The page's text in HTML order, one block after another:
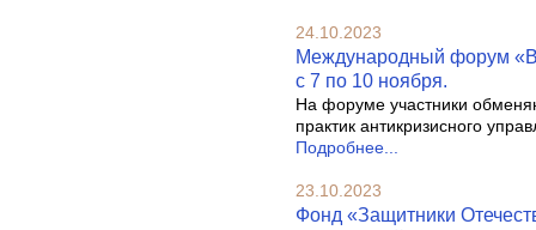
24.10.2023
Международный форум
с 7 по 10 ноября.
На форуме участники
практик антикризисного
Подробнее...
23.10.2023
Фонд «Защитники